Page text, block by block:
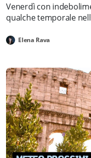
Venerdì con
qualche temporale
Elena Rava